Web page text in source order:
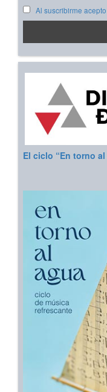
Al suscribirme
El ciclo “En torno